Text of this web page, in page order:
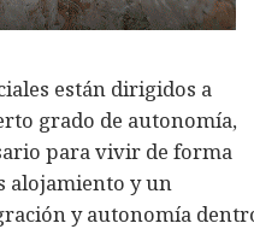
están dirigidos a
grado de autonomía,
para vivir de forma
alojamiento y un
y autonomía